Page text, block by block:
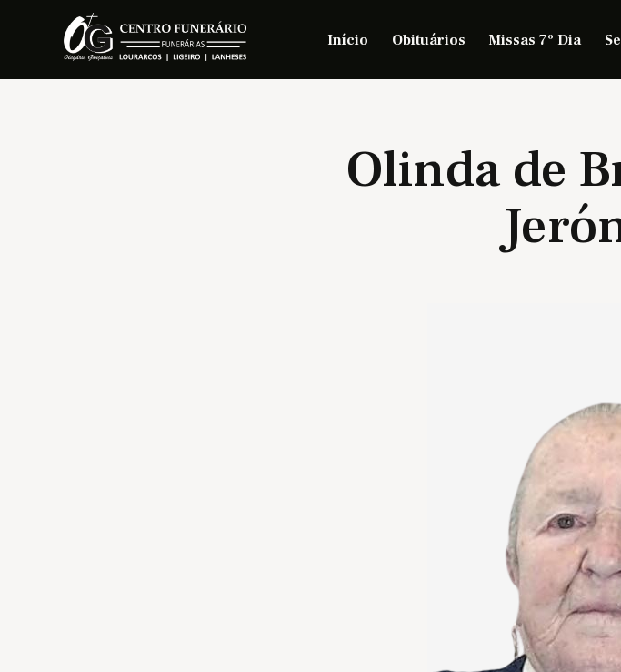
Início Obituários Missas 7º Dia
Olinda de